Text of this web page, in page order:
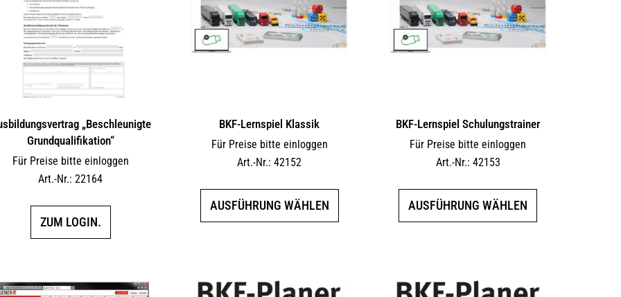
„Beschleunigte
Grundqualifikation“
Für Preise bitte einloggen
Art.-Nr.: 22164
ZUM LOGIN.
BKF-Lernspiel Klassik
Für Preise bitte einloggen
Art.-Nr.: 42152
AUSFÜHRUNG WÄHLEN
auf.
BKF-Lernspiel Schulungstrainer
Für Preise bitte einloggen
Art.-Nr.: 42153
AUSFÜHRUNG WÄHLEN
auf.